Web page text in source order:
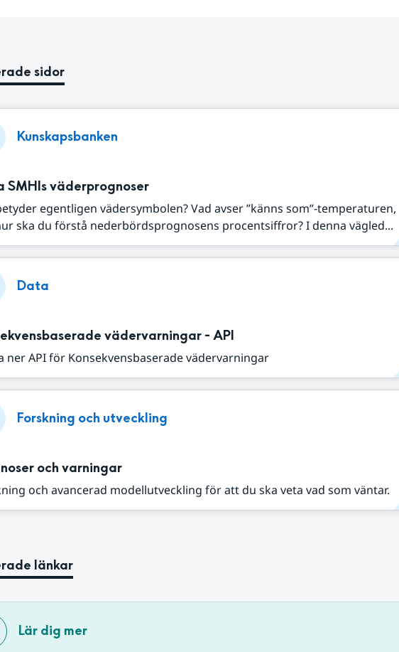
sidor
Kunskapsbanken
SMHIs väderprognoser
egentligen vädersymbolen? Vad avser ”känns som”-temperaturen,
ska du förstå nederbördsprognosens procentsiffror? I denna vägled...
Data
vädervarningar - API
ner API för Konsekvensbaserade vädervarningar
Forskning och utveckling
och varningar
och avancerad modellutveckling för att du ska veta vad som väntar.
länkar
Lär dig mer